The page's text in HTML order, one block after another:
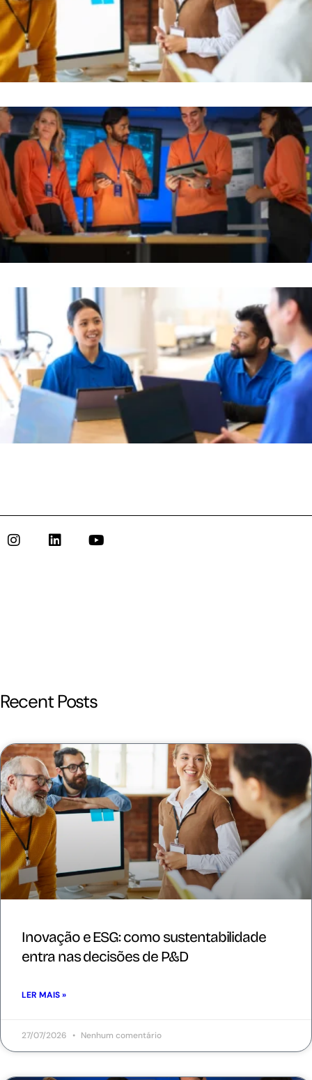
Recent Posts
Inovação e ESG: como sustentabilidade
entra nas decisões de P&D
LER MAIS »
27/07/2026 Nenhum comentário